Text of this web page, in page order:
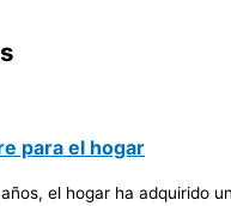
para el hogar
el hogar ha adquirido